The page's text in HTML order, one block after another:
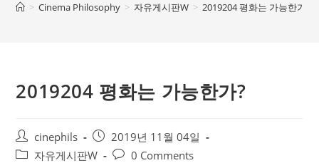
> Cinema Philosophy > 자유게시판W > 2019204 평화는 가능한가?
2019204 평화는 가능한가?
Post
author:
cinephils
Post
published:
2019년 11월 04일
Post자유게시판W
Post0 Comments